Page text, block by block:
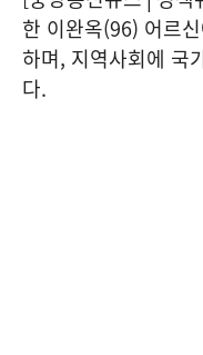
한 이완옥(96) 어르
하며, 지역사회에 국
다.